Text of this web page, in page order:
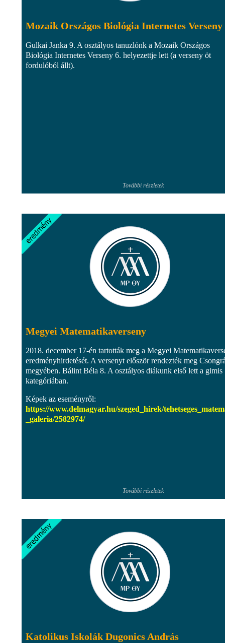
Mozaik Országos Biológia Internetes Verseny
Gulkai Janka 9. A osztályos tanuzlónk a Mozaik Országos
Biológia Internetes Verseny 6. helyezettje lett (a verseny öt
fordulóból állt).
További részletek
Megyei Matematikaverseny
2018. december 17-én tartották meg a Megyei
eredményhirdetését. A versenyt először rendezték meg
megyében. Bálint Béla 8. A osztályos diákunk első lett a gimis
kategóriában.
Képek az eseményről:
https://www.delmagyar.hu/szeged_hirek/
_galeria/2582974/
További részletek
Katolikus Iskolák Dugonics András